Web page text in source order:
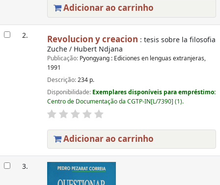
Adicionar ao carrinho
2. Revolucion y creacion : tesis sobre la filosofia
Zuche / Hubert Ndjana
Publicação: Pyongyang : Ediciones en lenguas extranjeras,
1991
Descrição:234 p.
Disponibilidade: Exemplares disponíveis para empréstimo:
Centro de Documentação da CGTP-IN[L/7390] (1).
Adicionar ao carrinho
3.